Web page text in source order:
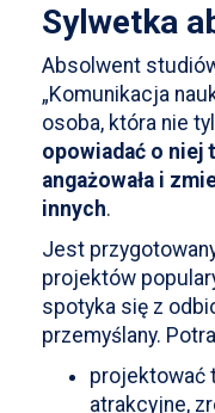
Sylwetka
Absolwent
„Komunikacja
osoba, która nie
opowiadać o niej
angażowała i
innych.
Jest
projektów
spotyka się z
przemyślany.
projektować
atrakcyjne,